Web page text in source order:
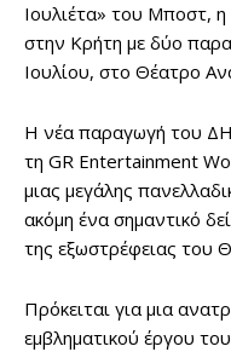
Ιουλιέτα» του Μποστ, η
στην Κρήτη με δύο
Ιουλίου, στο Θέατρο
Η νέα παραγωγή του
τη GR Entertainment
μιας μεγάλης
ακόμη ένα σημαντικό
της εξωστρέφειας του
Πρόκειται για μια
εμβληματικού έργου